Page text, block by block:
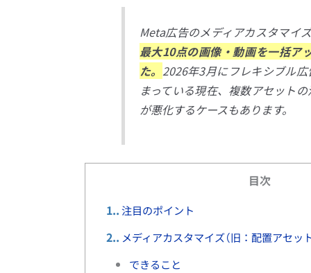
Meta広告のメディアカスタマイ
最大10点の画像・動画を一括ア
た。 2026年3月にフレキシブル
まっている現在、複数アセット
が悪化するケースもあります。
目次
1. 注目のポイント
2. メディアカスタマイズ（旧：配置アセッ
できること